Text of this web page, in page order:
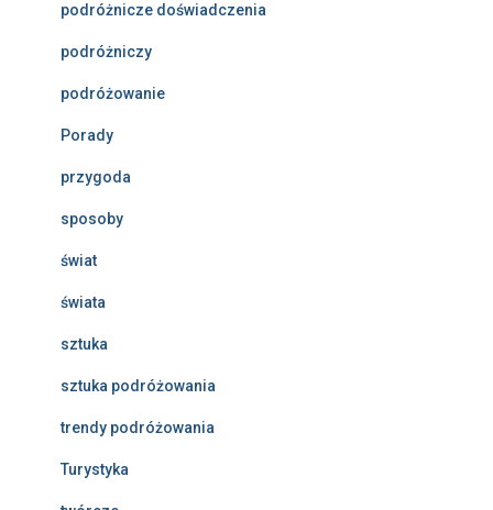
podróżnicze doświadczenia
podróżniczy
podróżowanie
Porady
przygoda
sposoby
świat
świata
sztuka
sztuka podróżowania
trendy podróżowania
Turystyka